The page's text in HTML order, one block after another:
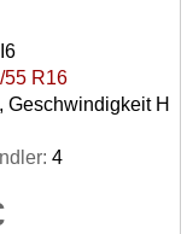
55 R16
Geschwindigkeit H
4